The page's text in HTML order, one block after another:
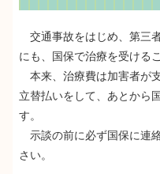
交通事故をはじめ、第三
にも、国保で治療を受ける
本来、治療費は加害者が
立替払いをして、あとから
す。
示談の前に必ず国保に連
さい。